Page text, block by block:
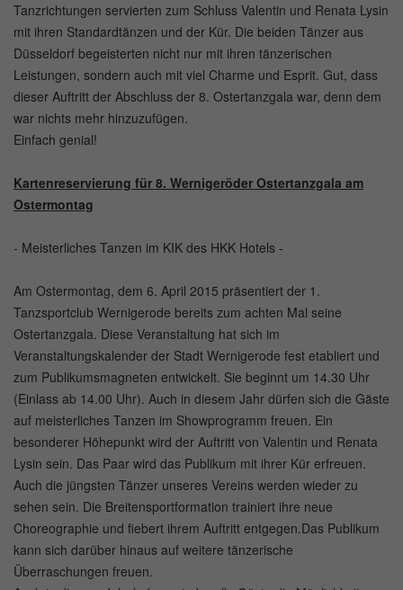
Tanzrichtungen servierten zum Schluss Valentin und Renata Lysin
mit ihren Standardtänzen und der Kür. Die beiden Tänzer aus
Düsseldorf begeisterten nicht nur mit ihren tänzerischen
Leistungen, sondern auch mit viel Charme und Esprit. Gut, dass
dieser Auftritt der Abschluss der 8. Ostertanzgala war, denn dem
war nichts mehr hinzuzufügen.
Einfach genial!
Kartenreservierung für 8. Wernigeröder Ostertanzgala am
Ostermontag
- Meisterliches Tanzen im KIK des HKK Hotels -
Am Ostermontag, dem 6. April 2015 präsentiert der 1.
Tanzsportclub Wernigerode bereits zum achten Mal seine
Ostertanzgala. Diese Veranstaltung hat sich im
Veranstaltungskalender der Stadt Wernigerode fest etabliert und
zum Publikumsmagneten entwickelt. Sie beginnt um 14.30 Uhr
(Einlass ab 14.00 Uhr). Auch in diesem Jahr dürfen sich die Gäste
auf meisterliches Tanzen im Showprogramm freuen. Ein
besonderer Höhepunkt wird der Auftritt von Valentin und Renata
Lysin sein. Das Paar wird das Publikum mit ihrer Kür erfreuen.
Auch die jüngsten Tänzer unseres Vereins werden wieder zu
sehen sein. Die Breitensportformation trainiert ihre neue
Choreographie und fiebert ihrem Auftritt entgegen.Das Publikum
kann sich darüber hinaus auf weitere tänzerische
Überraschungen freuen.